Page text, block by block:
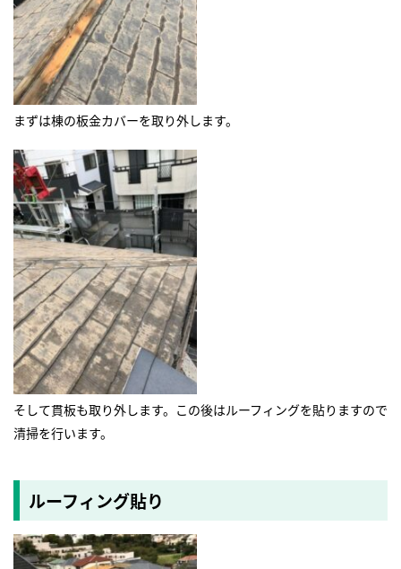
まずは棟の板金カバーを取り外します。
そして貫板も取り外します。この後はルーフィングを貼りますので
清掃を行います。
ルーフィング貼り